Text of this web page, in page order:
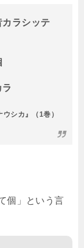
ラシッテ
シカ』（1巻）
個」という言